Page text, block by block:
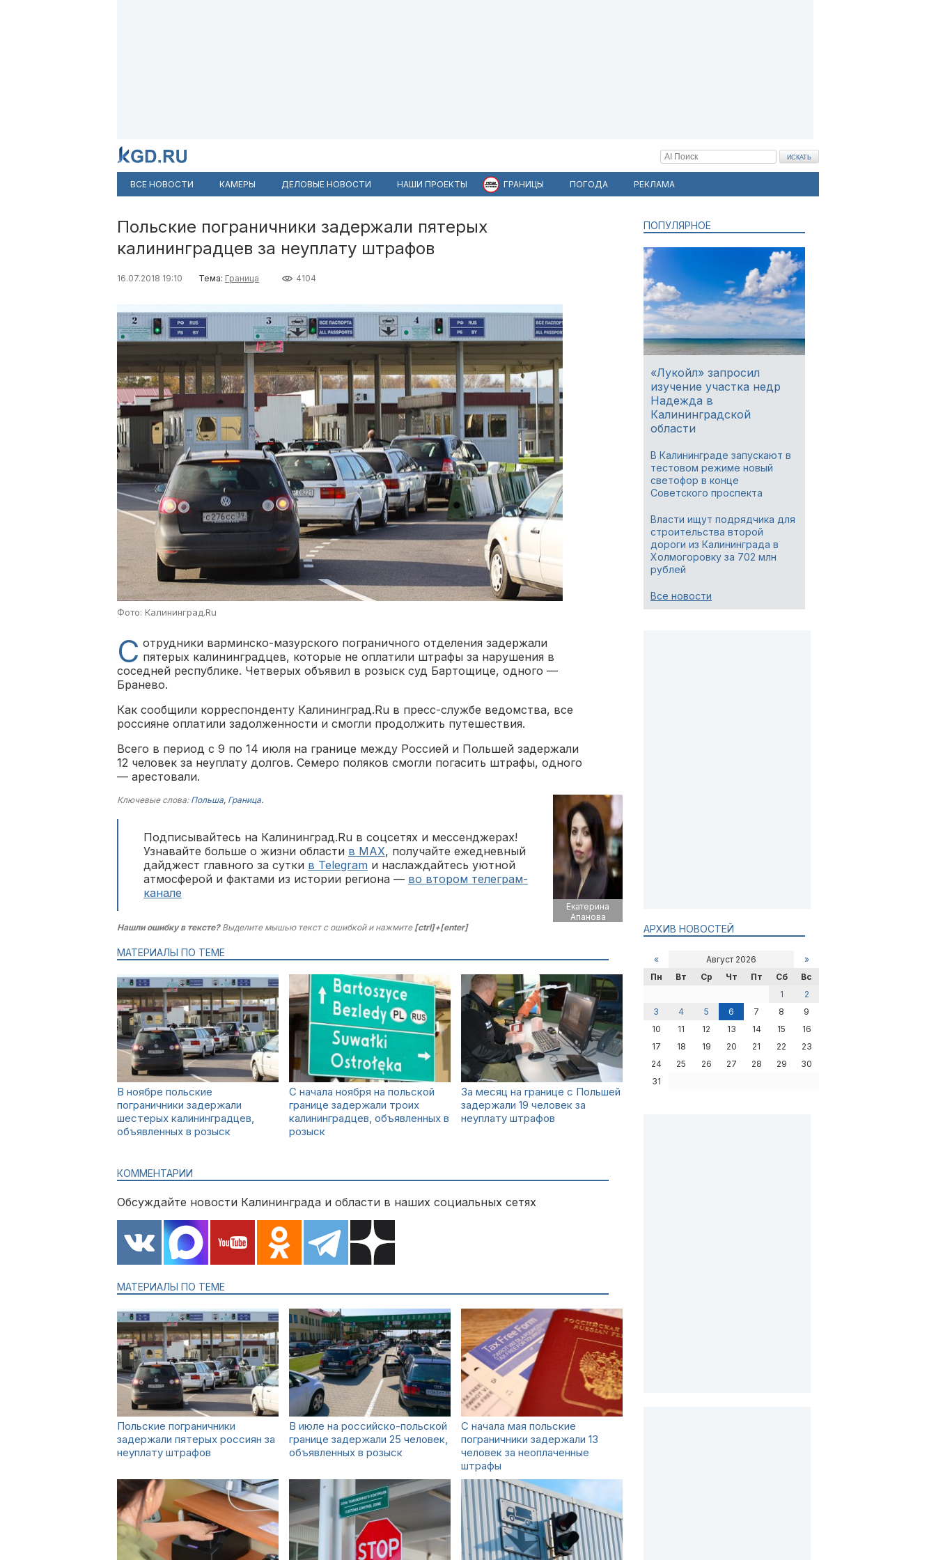
ВСЕ НОВОСТИ КАМЕРЫ ДЕЛОВЫЕ НОВОСТИ НАШИ ПРОЕКТЫ ГРАНИЦЫ ПОГОДА РЕКЛАМА
Польские пограничники задержали пятерых
калининградцев за неуплату штрафов
16.07.2018 19:10 Тема: Граница 4104
Фото: Калининград.Ru
С отрудники варминско-мазурского пограничного отделения задержали
пятерых калининградцев, которые не оплатили штрафы за нарушения в
соседней республике. Четверых объявил в розыск суд Бартощице, одного —
Бранево.
Как сообщили корреспонденту Калининград.Ru в пресс-службе ведомства, все
россияне оплатили задолженности и смогли продолжить путешествия.
Всего в период с 9 по 14 июля на границе между Россией и Польшей задержали
12 человек за неуплату долгов. Семеро поляков смогли погасить штрафы, одного
— арестовали.
Екатерина
Апанова
Ключевые слова: Польша, Граница.
Подписывайтесь на Калининград.Ru в соцсетях и мессенджерах!
Узнавайте больше о жизни области в MAX, получайте ежедневный
дайджест главного за сутки в Telegram и наслаждайтесь уютной
атмосферой и фактами из истории региона — во втором телеграм-
канале
Нашли ошибку в тексте?Выделите мышью текст с ошибкой и нажмите [ctrl]+[enter]
МАТЕРИАЛЫ ПО ТЕМЕ
В ноябре польские
пограничники задержали
шестерых калининградцев,
объявленных в розыск
С начала ноября на польской
границе задержали троих
калининградцев, объявленных в
розыск
За месяц на границе с Польшей
задержали 19 человек за
неуплату штрафов
КОММЕНТАРИИ
Обсуждайте новости Калининграда и области в наших социальных сетях
МАТЕРИАЛЫ ПО ТЕМЕ
Польские пограничники
задержали пятерых россиян за
неуплату штрафов
В июле на российско-польской
границе задержали 25 человек,
объявленных в розыск
С начала мая польские
пограничники задержали 13
человек за неоплаченные
штрафы
ПОПУЛЯРНОЕ
«Лукойл» запросил
изучение участка недр
Надежда в
Калининградской
области
В Калининграде запускают в
тестовом режиме новый
светофор в конце
Советского проспекта
Власти ищут подрядчика для
строительства второй
дороги из Калининграда в
Холмогоровку за 702 млн
рублей
Все новости
АРХИВ НОВОСТЕЙ
« Август 2026
»
Пн
Вт Ср Чт Пт Сб
Вс
1
2
3
4 5 6 7 8
9
10
11 12 13 14 15
16
17
18 19 20 21 22
23
24
25 26 27 28 29
30
31